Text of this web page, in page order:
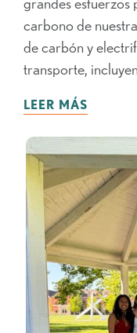
carbono de
de carbón y
transporte,
LEER MÁS